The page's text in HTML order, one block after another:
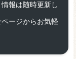
報は随時更新し
ージからお気軽